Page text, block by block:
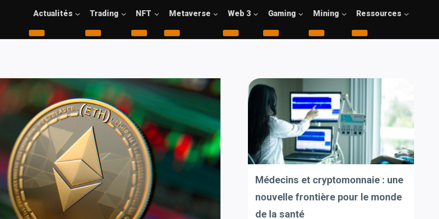
Actualités Trading NFT Metaverse Web 3 Gaming Mining Ressources
Médecins et cryptomonnaie : une
nouvelle frontière pour le monde
de la santé